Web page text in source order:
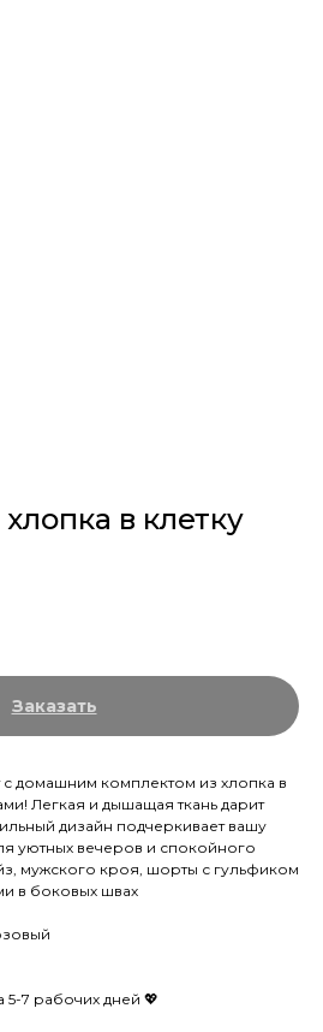
в клетку
Заказать
домашним комплектом из хлопка в
Легкая и дышащая ткань дарит
дизайн подчеркивает вашу
уютных вечеров и спокойного
мужского кроя, шорты с гульфиком
в боковых швах
7 рабочих дней 💖